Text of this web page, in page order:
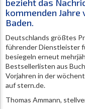
bezieht das
kommenden Jahre
Baden.
Deutschlands größtes
führender Dienstleister
besiegeln erneut
Bestsellerlisten aus
Vorjahren in der
auf stern.de.
Thomas Ammann,